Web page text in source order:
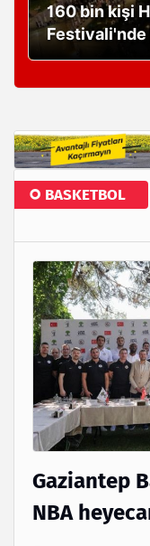
160 bin kişi
BASKETBOL
Gaziantep
NBA